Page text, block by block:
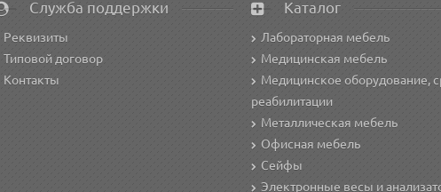
Служба поддержки
Реквизиты
Типовой договор
Контакты
Каталог
Лабораторная мебель
Медицинская мебель
Медицинское оборудование,
реабилитации
Металлическая мебель
Офисная мебель
Сейфы
Электронные весы и